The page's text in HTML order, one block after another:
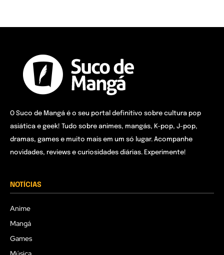
O Suco de Mangá é o seu portal definitivo sobre cultura pop
asiática e geek! Tudo sobre animes, mangás, K-pop, J-pop,
dramas, games e muito mais em um só lugar. Acompanhe
novidades, reviews e curiosidades diárias. Experimente!
NOTÍCIAS
Anime
Mangá
Games